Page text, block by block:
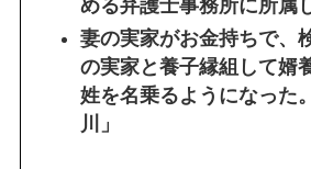
める弁護士事務所に所属
妻の実家がお金持ちで、
の実家と養子縁組して婿
姓を名乗るようになった
川」